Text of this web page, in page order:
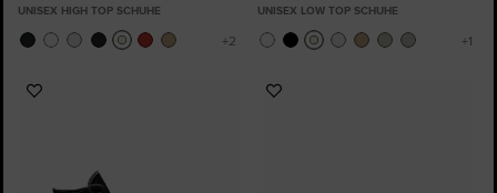
UNISEX HIGH TOP SCHUHE UNISEX LOW TOP SCHUHE
Zu
Zu